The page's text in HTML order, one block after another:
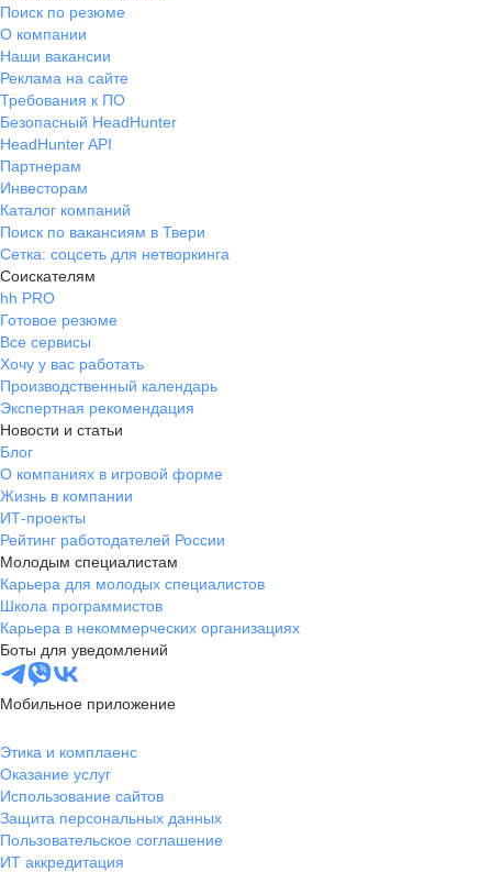
Поиск по резюме
О компании
Наши вакансии
Реклама на сайте
Требования к ПО
Безопасный HeadHunter
HeadHunter API
Партнерам
Инвесторам
Каталог компаний
Поиск по вакансиям в Твери
Сетка: соцсеть для нетворкинга
Соискателям
hh PRO
Готовое резюме
Все сервисы
Хочу у вас работать
Производственный календарь
Экспертная рекомендация
Новости и статьи
Блог
О компаниях в игровой форме
Жизнь в компании
ИТ-проекты
Рейтинг работодателей России
Молодым специалистам
Карьера для молодых специалистов
Школа программистов
Карьера в некоммерческих организациях
Боты для уведомлений
Мобильное приложение
Этика и комплаенс
Оказание услуг
Использование сайтов
Защита персональных данных
Пользовательское соглашение
ИТ аккредитация